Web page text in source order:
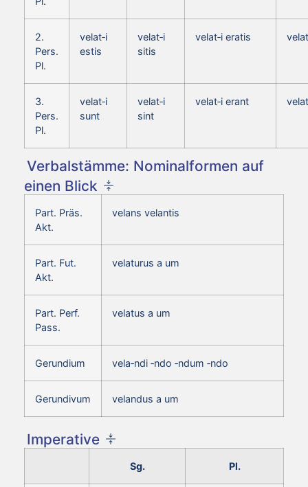
2.
Pers.
Pl.
velat‑i
estis
velat‑i
sitis
velat‑i eratis
3.
Pers.
Pl.
velat‑i
sunt
velat‑i
sint
velat‑i erant
Verbalstämme: Nominalformen auf
einen Blick
Part. Präs.
Akt.
velans velantis
Part. Fut.
Akt.
velaturus a um
Part. Perf.
Pass.
velatus a um
Gerundium vela‑ndi ‑ndo ‑ndum ‑ndo
Gerundivum velandus a um
Imperative
Sg. Pl.